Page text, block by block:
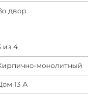
двор
из 4
монолитный
13 А